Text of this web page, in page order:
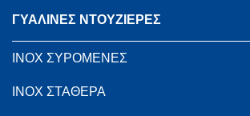
ΓΥΑΛΙΝΕΣ ΝΤΟΥΖΙΕΡΕΣ
INOX ΣΥΡΟΜΕΝΕΣ
INOX ΣΤΑΘΕΡΑ